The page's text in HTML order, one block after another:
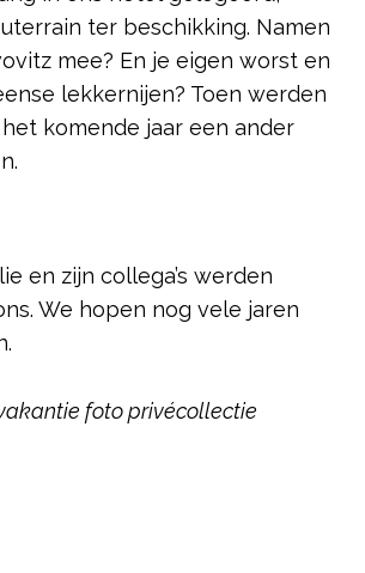
ter beschikking. Namen
mee? En je eigen worst en
lekkernijen? Toen werden
komende jaar een ander
en zijn collega’s werden
We hopen nog vele jaren
foto privécollectie